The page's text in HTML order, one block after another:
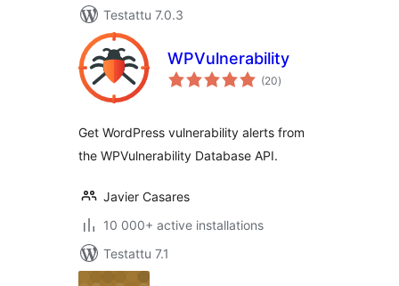
Testattu 7.0.3
WPVulnerability
(20arvosanat
yhteensä
)
Get WordPress vulnerability alerts from
the WPVulnerability Database API.
Javier Casares
10 000+ active installations
Testattu 7.1